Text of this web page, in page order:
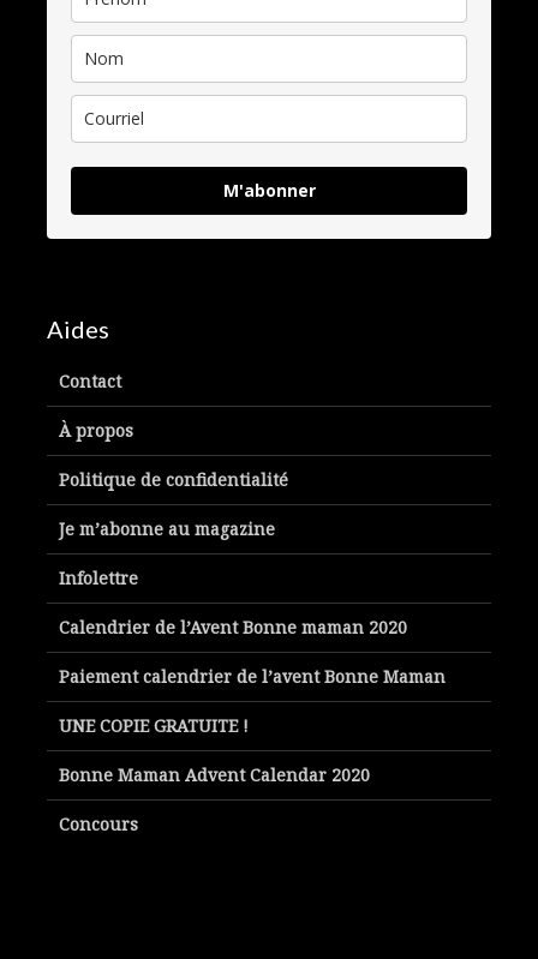
M'abonner
Aides
Contact
À propos
Politique de confidentialité
Je m’abonne au magazine
Infolettre
Calendrier de l’Avent Bonne maman 2020
Paiement calendrier de l’avent Bonne Maman
UNE COPIE GRATUITE !
Bonne Maman Advent Calendar 2020
Concours